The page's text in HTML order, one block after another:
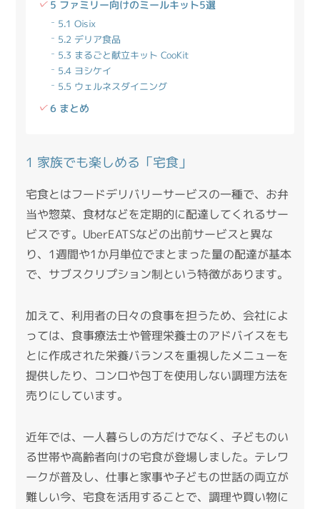
5 ファミリー向けのミールキット5選
5.1 Oisix
5.2 デリア食品
5.3 まるごと献立キット CooKit
5.4 ヨシケイ
5.5 ウェルネスダイニング
6 まとめ
1 家族でも楽しめる「宅食」
宅食とはフードデリバリーサービスの一種で、お弁
当や惣菜、食材などを定期的に配達してくれるサー
ビスです。 UberEATSなどの出前サービスと異な
り、1週間や1か月単位でまとまった量の配達が基本
で、サブスクリプション制という特徴があります。
加えて、利用者の日々の食事を担うため、会社によ
っては、食事療法士や管理栄養士のアドバイスをも
とに作成された栄養バランスを重視したメニューを
提供したり、コンロや包丁を使用しない調理方法を
売りにしています。
近年では、一人暮らしの方だけでなく、子どものい
る世帯や高齢者向けの宅食が登場しました。 テレワ
ークが普及し、仕事と家事や子どもの世話の両立が
難しい今、宅食を活用することで、調理や買い物に